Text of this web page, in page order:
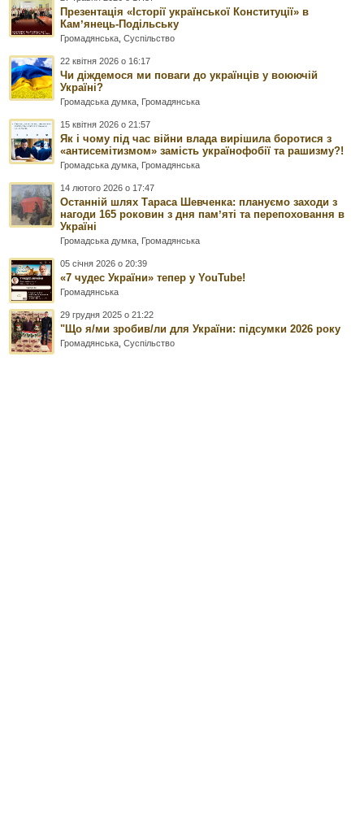
Презентація «Історії української Конституції» в
Камʼянець-Подільську
Громадянська ,Суспільство
22 квітня 2026 о 16:17
Чи діждемося ми поваги до українців у воюючій
Україні?
Громадська думка Громадянська
15 квітня 2026 о 21:57
Як і чому під час війни влада вирішила боротися з
«антисемітизмом» замість українофобії та рашизму?!
Громадська думка Громадянська
14 лютого 2026 о 17:47
Останній шлях Тараса Шевченка: плануємо заходи з
нагоди 165 роковин з дня памʼяті та перепоховання в
Україні
Громадська думка Громадянська
05 січня 2026 о 20:39
«7 чудес України» тепер у YouTube!
Громадянська
29 грудня 2025 о 21:22
"Що я/ми зробив/ли для України: підсумки 2026 року
Громадянська ,Суспільство